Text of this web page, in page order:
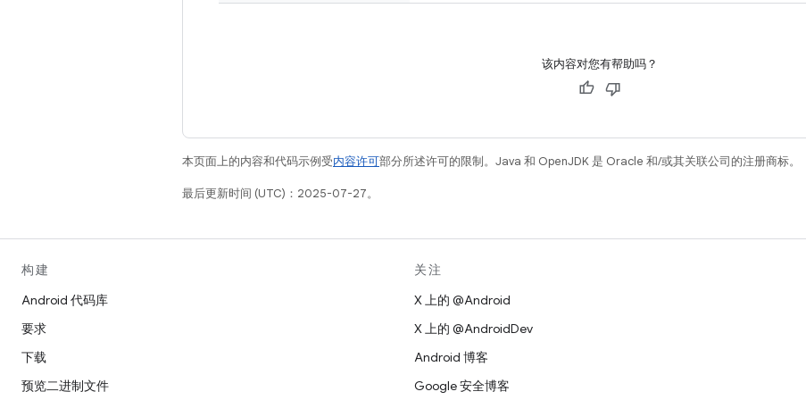
该内容对您有帮助吗？
本页面上的内容和代码示例受内容许可部分所述许可的限制。Java 和 OpenJDK 是 Oracle 和/或其关联公司的注册商标。
最后更新时间 (UTC)：2025-07-27。
构建
Android 代码库
要求
下载
预览二进制文件
关注
X 上的 @Android
X 上的 @AndroidDev
Android 博客
Google 安全博客